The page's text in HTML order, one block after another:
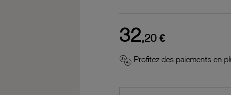
32,20 €
Profitez des paiements en